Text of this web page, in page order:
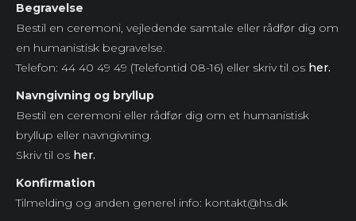
Begravelse
Bestil en ceremoni, vejledende samtale eller rådfør dig om
en humanistisk begravelse.
Telefon: 44 40 49 49 (Telefontid 08-16) eller skriv til os her.
Navngivning og bryllup
Bestil en ceremoni eller rådfør dig om et humanistisk
bryllup eller navngivning.
Skriv til os her.
Konfirmation
Tilmelding og anden generel info: kontakt@hs.dk